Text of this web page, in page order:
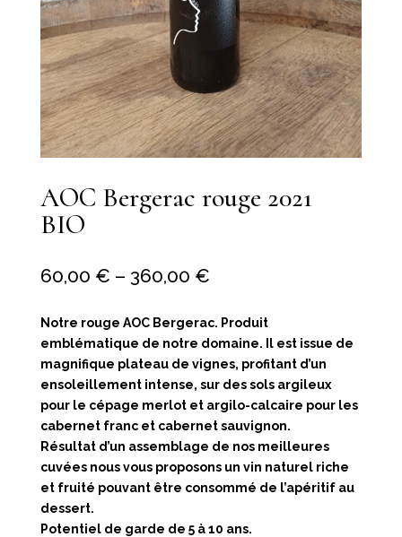
AOC Bergerac rouge 2021
BIO
60,00 € – 360,00 €
Notre rouge AOC Bergerac. Produit
emblématique de notre domaine. Il est issue de
magnifique plateau de vignes, profitant d’un
ensoleillement intense, sur des sols argileux
pour le cépage merlot et argilo-calcaire pour les
cabernet franc et cabernet sauvignon.
Résultat d’un assemblage de nos meilleures
cuvées nous vous proposons un vin naturel riche
et fruité pouvant être consommé de l’apéritif au
dessert.
Potentiel de garde de 5 à 10 ans.